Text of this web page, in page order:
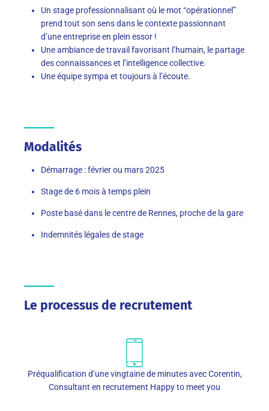
Un stage professionnalisant où le mot “opérationnel”
prend tout son sens dans le contexte passionnant
d’une entreprise en plein essor !
Une ambiance de travail favorisant l’humain, le partage
des connaissances et l’intelligence collective.
Une équipe sympa et toujours à l’écoute.
Modalités
Démarrage : février ou mars 2025
Stage de 6 mois à temps plein
Poste basé dans le centre de Rennes, proche de la gare
Indemnités légales de stage
Le processus de recrutement
Préqualification d’une vingtaine de minutes avec Corentin,
Consultant en recrutement Happy to meet you